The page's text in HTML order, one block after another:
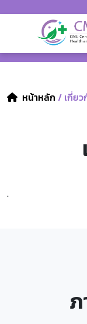
หน้าหลัก / เกี่ยว
.